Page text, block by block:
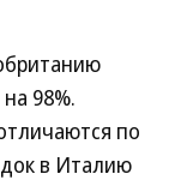
98%.
по
в Италию